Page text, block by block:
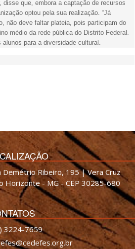
que, embora a captação de recursos
optou pela sua realização. “Já
não deve faltar plateia, pois participam do
médio da rede pública do Distrito Federal.
para a diversidade cultural.
Demétrio Ribeiro, 195 | Vera Cruz
Horizonte - MG - CEP 30285-680
3224-7659